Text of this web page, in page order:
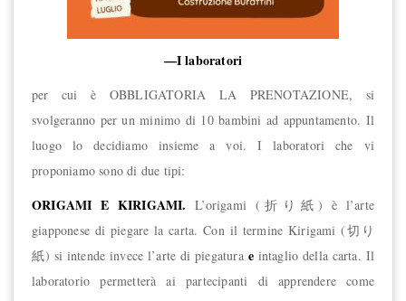
—I laboratori
per cui è OBBLIGATORIA LA PRENOTAZIONE, si
svolgeranno per un minimo di 10 bambini ad appuntamento. Il
luogo lo decidiamo insieme a voi. I laboratori che vi
proponiamo sono di due tipi:
ORIGAMI E KIRIGAMI. L’origami (折り紙) è l’arte
giapponese di piegare la carta. Con il termine Kirigami (切り
紙) si intende invece l’arte di piegatura eintaglio della carta. Il
laboratorio permetterà ai partecipanti di apprendere come